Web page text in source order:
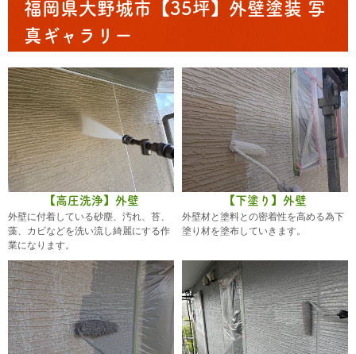
福岡県大野城市【35坪】外壁塗装 写
真ギャラリー
【高圧洗浄】外壁
外壁に付着している砂塵、汚れ、苔、
藻、カビなどを洗い流し綺麗にする作
業になります。
【下塗り】外壁
外壁材と塗料との密着性を高める為下
塗り材を塗布していきます。